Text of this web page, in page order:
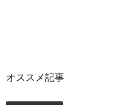
オススメ記事